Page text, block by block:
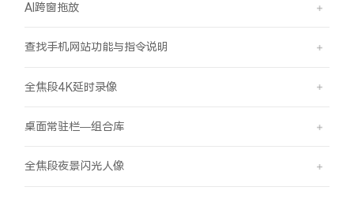
AI跨窗拖放
查找手机网站功能与指令说明
全焦段4K延时录像
桌面常驻栏—组合库
全焦段夜景闪光人像